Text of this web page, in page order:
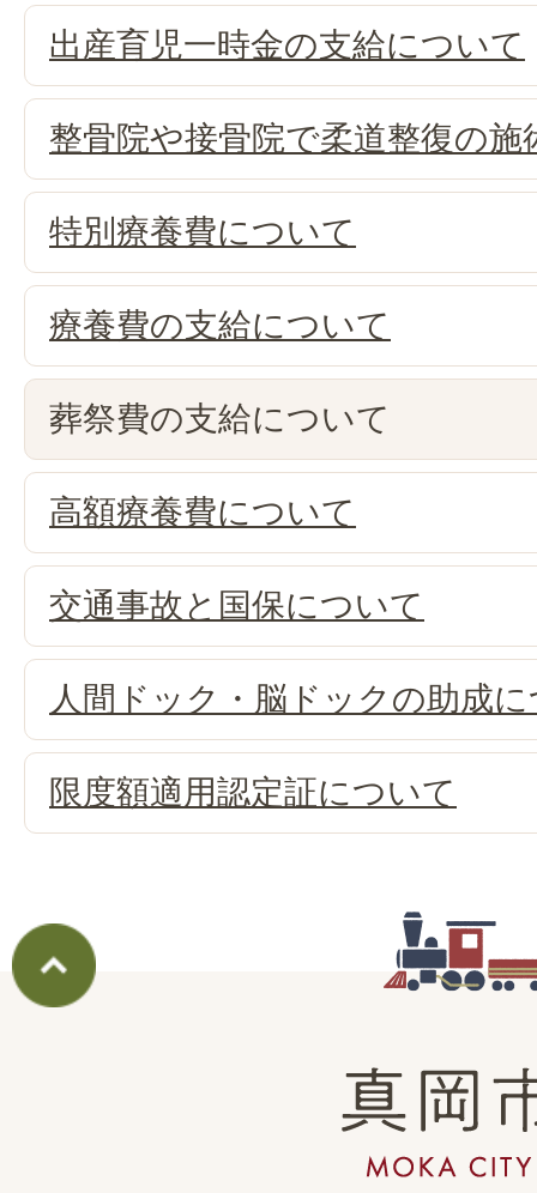
出産育児一時金の支給について
整骨院や接骨院で柔道整復の
特別療養費について
療養費の支給について
葬祭費の支給について
高額療養費について
交通事故と国保について
人間ドック・脳ドックの助成
限度額適用認定証について
真
岡
市